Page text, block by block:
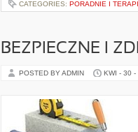
CATEGORIES: PORADNIE I
BEZPIECZNE I
POSTED BY ADMIN KWI - 30 -